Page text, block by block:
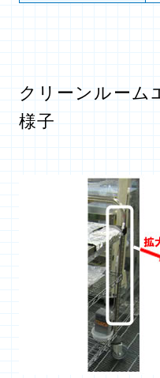
クリーンルーム
様子